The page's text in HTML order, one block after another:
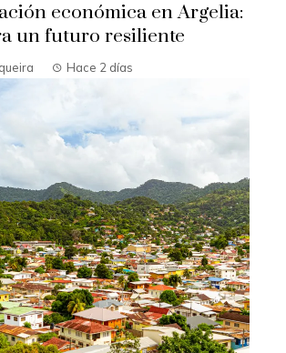
económica en Argelia:
un futuro resiliente
Hace 2 días